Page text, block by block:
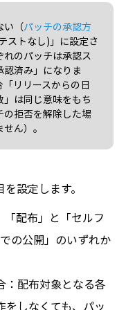
い（パッチの承認方
ストなし)」に設定さ
のパッチは承認ス
済み」になりま
リリースからの日
は同じ意味をもち
の拒否を解除した場
ん）。
設定します。
「配布」と「セルフ
の公開」のいずれか
：配布対象となる各
をしなくても、パッ